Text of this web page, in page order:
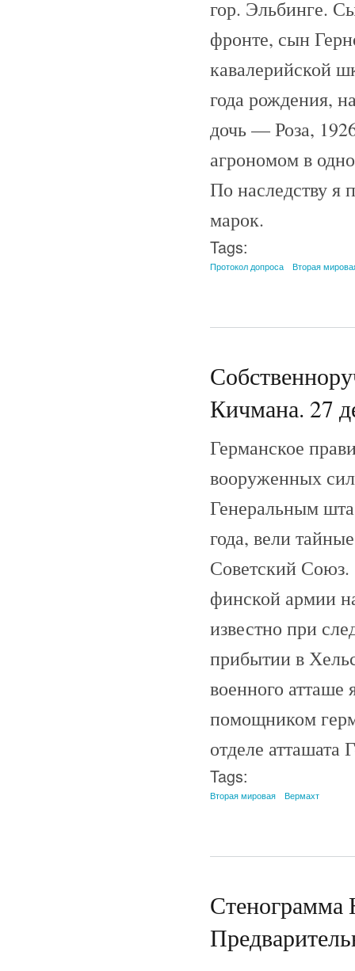
гор. Эльбинге.
фронте, сын
кавалерийской
года рождения,
дочь — Роза,
агрономом в
По наследству я
марок.
Tags:
Протокол допроса Вторая
Кичмана. 27
Германское
вооруженных
Генеральным
года, вели
Советский Союз.
финской армии
известно при
прибытии в
военного
помощником
отделе атташата
Tags:
Вторая мировая Вермахт
Стенограмма